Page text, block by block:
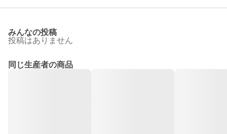
みんなの投稿
投稿はありません
同じ生産者の商品